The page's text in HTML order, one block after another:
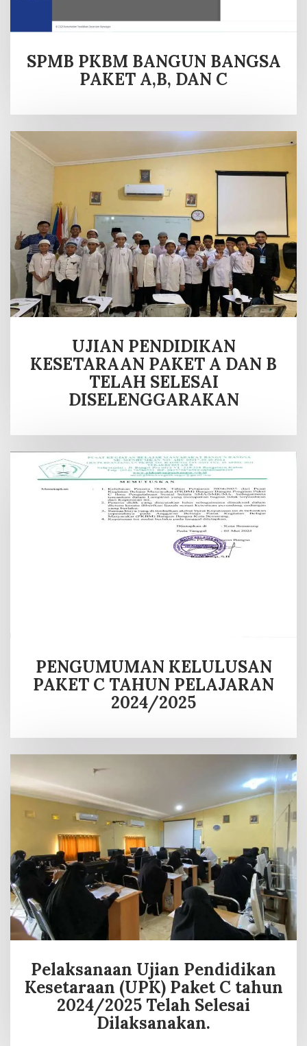
SPMB PKBM BANGUN BANGSA
PAKET A,B, DAN C
UJIAN PENDIDIKAN
KESETARAAN PAKET A DAN B
TELAH SELESAI
DISELENGGARAKAN
PENGUMUMAN KELULUSAN
PAKET C TAHUN PELAJARAN
2024/2025
Pelaksanaan Ujian Pendidikan
Kesetaraan (UPK) Paket C tahun
2024/2025 Telah Selesai
Dilaksanakan.